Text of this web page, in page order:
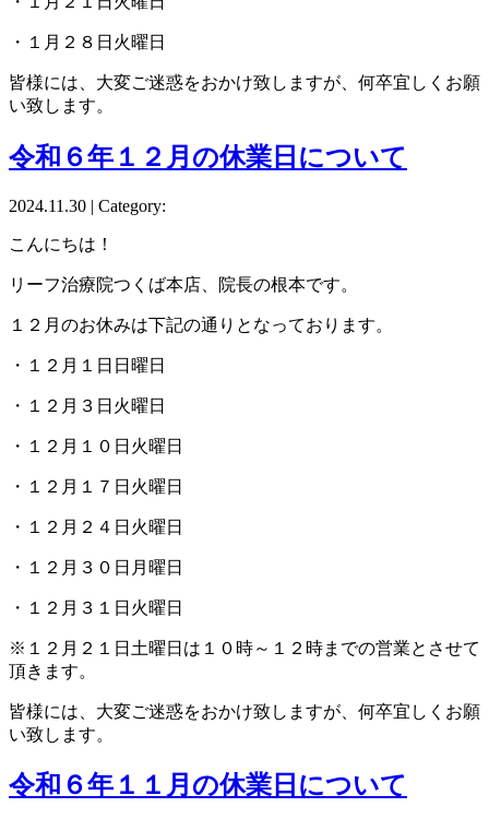
・１月２８日火曜日
皆様には、大変ご迷惑をおかけ致しますが、何卒宜しくお願
い致します。
令和６年１２月の休業日について
2024.11.30 | Category:
こんにちは！
リーフ治療院つくば本店、院長の根本です。
１２月のお休みは下記の通りとなっております。
・１２月１日日曜日
・１２月３日火曜日
・１２月１０日火曜日
・１２月１７日火曜日
・１２月２４日火曜日
・１２月３０日月曜日
・１２月３１日火曜日
※１２月２１日土曜日は１０時～１２時までの営業とさせて
頂きます。
皆様には、大変ご迷惑をおかけ致しますが、何卒宜しくお願
い致します。
令和６年１１月の休業日について